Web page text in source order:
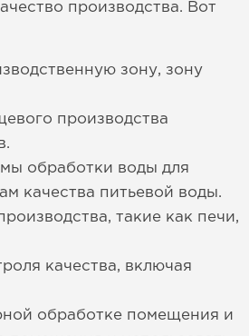
производства. Вот
зону, зону
производства
обработки воды для
качества питьевой воды.
такие как печи,
качества, включая
обработке помещения и